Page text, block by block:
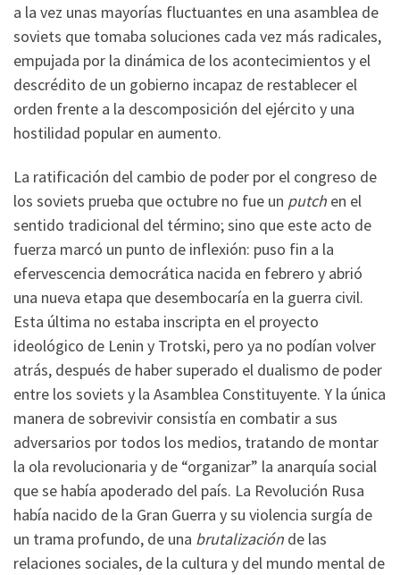
a la vez unas mayorías fluctuantes en una asamblea de
soviets que tomaba soluciones cada vez más radicales,
empujada por la dinámica de los acontecimientos y el
descrédito de un gobierno incapaz de restablecer el
orden frente a la descomposición del ejército y una
hostilidad popular en aumento.
La ratificación del cambio de poder por el congreso de
los soviets prueba que octubre no fue un putch en el
sentido tradicional del término; sino que este acto de
fuerza marcó un punto de inflexión: puso fin a la
efervescencia democrática nacida en febrero y abrió
una nueva etapa que desembocaría en la guerra civil.
Esta última no estaba inscripta en el proyecto
ideológico de Lenin y Trotski, pero ya no podían volver
atrás, después de haber superado el dualismo de poder
entre los soviets y la Asamblea Constituyente. Y la única
manera de sobrevivir consistía en combatir a sus
adversarios por todos los medios, tratando de montar
la ola revolucionaria y de “organizar” la anarquía social
que se había apoderado del país. La Revolución Rusa
había nacido de la Gran Guerra y su violencia surgía de
un trama profundo, de una brutalización de las
relaciones sociales, de la cultura y del mundo mental de